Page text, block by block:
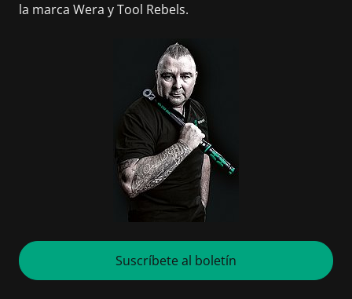
la marca Wera y Tool Rebels.
Suscríbete al boletín